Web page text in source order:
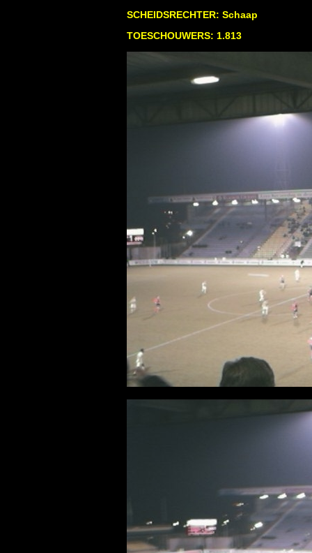
SCHEIDSRECHTER: Schaap
TOESCHOUWERS: 1.813